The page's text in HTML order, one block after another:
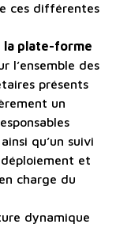
ces différentes
la plate-forme
l’ensemble des
présents
un
qu’un suivi
et
charge du
dynamique